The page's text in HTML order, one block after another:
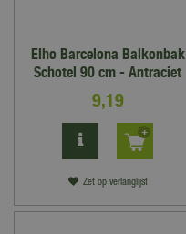
Elho Barcelona Balkonbak
Schotel 90 cm - Antraciet
9,19
Zet op verlanglijst